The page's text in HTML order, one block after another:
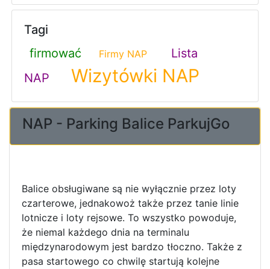
Tagi
firmować
Firmy NAP
Lista
NAP
Wizytówki NAP
NAP - Parking Balice ParkujGo
Balice obsługiwane są nie wyłącznie przez loty
czarterowe, jednakowoż także przez tanie linie
lotnicze i loty rejsowe. To wszystko powoduje,
że niemal każdego dnia na terminalu
międzynarodowym jest bardzo tłoczno. Także z
pasa startowego co chwilę startują kolejne